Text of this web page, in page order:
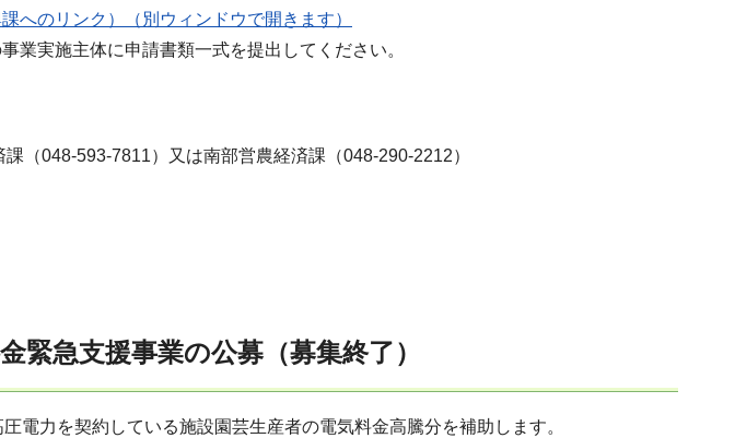
へのリンク）（別ウィンドウで開きます）
業実施主体に申請書類一式を提出してください。
（048-593-7811）又は南部営農経済課（048-290-2212）
緊急支援事業の公募（募集終了）
電力を契約している施設園芸生産者の電気料金高騰分を補助します。